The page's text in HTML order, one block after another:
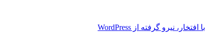
با افتخار، نیرو گرفته از WordPress